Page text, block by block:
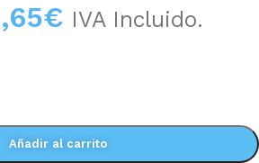
€ IVA Incluido.
Añadir al carrito